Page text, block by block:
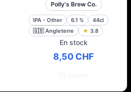
Polly's Brew Co.
IPA - Other 6.1 %
44cl
🇬🇧 Angleterre ★ 3.8
En stock
8,50 CHF